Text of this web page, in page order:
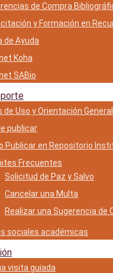
de Compra
y Formación en
de Ayuda
Koha
SABio
de Uso y Orientación General
publicar
Publicar en Repositorio
Frecuentes
Solicitud de Paz y Salvo
Cancelar una Multa
Realizar una Sugerencia de
sociales académicas
visita guiada